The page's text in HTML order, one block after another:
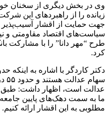
وی در بخش دیگری از سخنان خود،
زیانده را از راهبرد‌های این
جهت حمایت از اقشار
سیاست‌های اقتصاد مقاومتی و
طرح “مهر دانا” را با مشارکت
کرد.
عدالت است، اظهار داشت:
ما به سمت دهک‌های پایین
مطلوبی به این اقشار ارائه کنیم.